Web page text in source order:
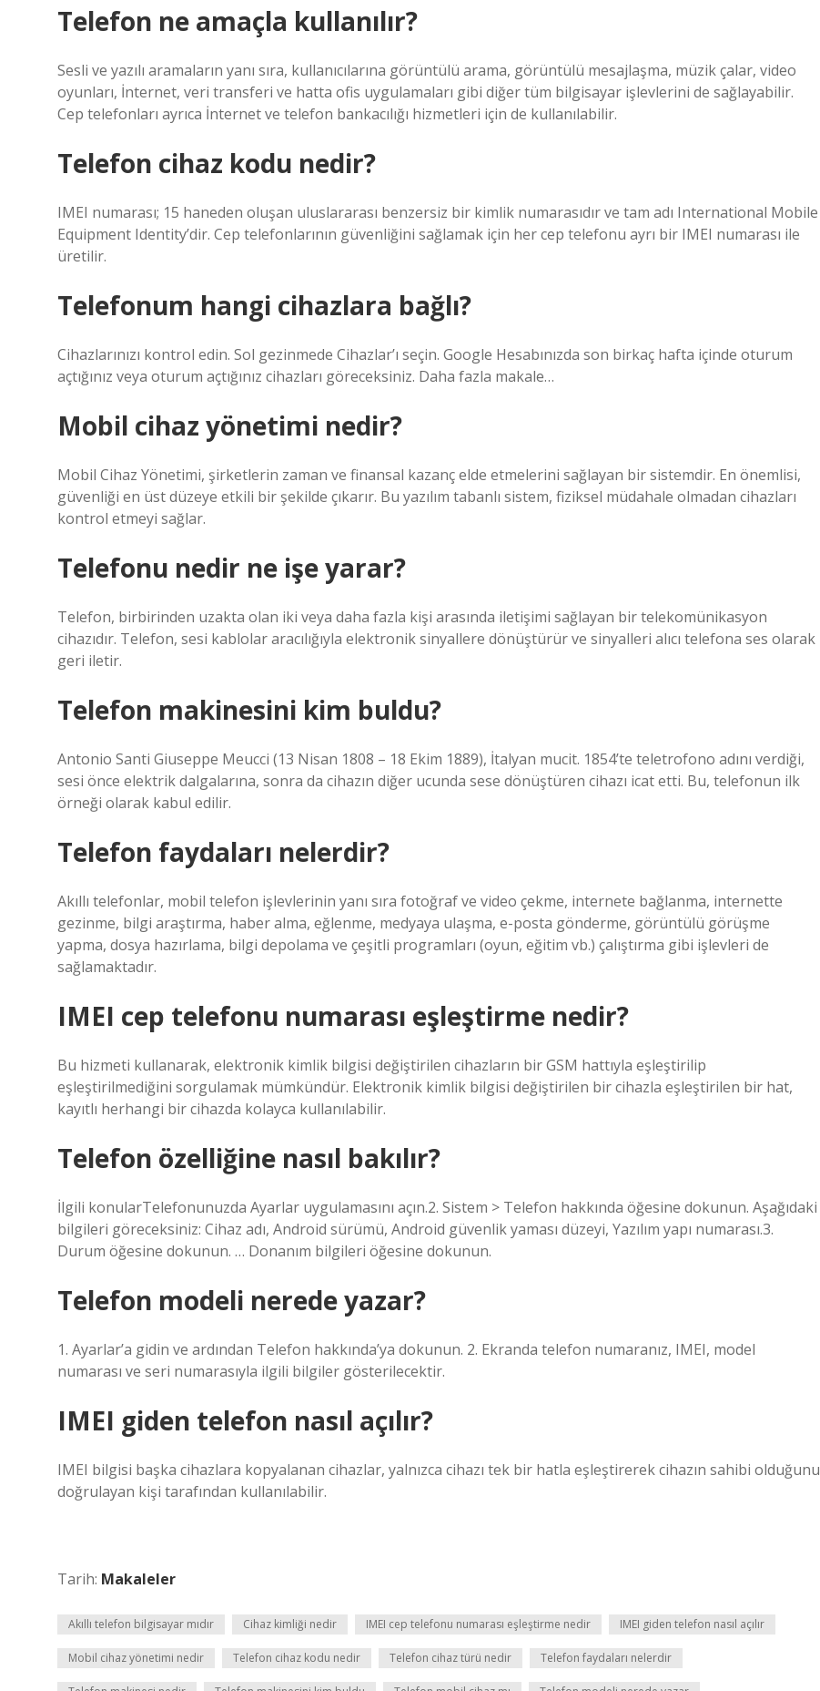
Telefon ne amaçla kullanılır?
Sesli ve yazılı aramaların yanı sıra, kullanıcılarına görüntülü arama, görüntülü mesajlaşma, müzik çalar, video
oyunları, İnternet, veri transferi ve hatta ofis uygulamaları gibi diğer tüm bilgisayar işlevlerini de sağlayabilir.
Cep telefonları ayrıca İnternet ve telefon bankacılığı hizmetleri için de kullanılabilir.
Telefon cihaz kodu nedir?
IMEI numarası; 15 haneden oluşan uluslararası benzersiz bir kimlik numarasıdır ve tam adı International Mobile
Equipment Identity’dir. Cep telefonlarının güvenliğini sağlamak için her cep telefonu ayrı bir IMEI numarası ile
üretilir.
Telefonum hangi cihazlara bağlı?
Cihazlarınızı kontrol edin. Sol gezinmede Cihazlar’ı seçin. Google Hesabınızda son birkaç hafta içinde oturum
açtığınız veya oturum açtığınız cihazları göreceksiniz. Daha fazla makale…
Mobil cihaz yönetimi nedir?
Mobil Cihaz Yönetimi, şirketlerin zaman ve finansal kazanç elde etmelerini sağlayan bir sistemdir. En önemlisi,
güvenliği en üst düzeye etkili bir şekilde çıkarır. Bu yazılım tabanlı sistem, fiziksel müdahale olmadan cihazları
kontrol etmeyi sağlar.
Telefonu nedir ne işe yarar?
Telefon, birbirinden uzakta olan iki veya daha fazla kişi arasında iletişimi sağlayan bir telekomünikasyon
cihazıdır. Telefon, sesi kablolar aracılığıyla elektronik sinyallere dönüştürür ve sinyalleri alıcı telefona ses olarak
geri iletir.
Telefon makinesini kim buldu?
Antonio Santi Giuseppe Meucci (13 Nisan 1808 – 18 Ekim 1889), İtalyan mucit. 1854’te teletrofono adını verdiği,
sesi önce elektrik dalgalarına, sonra da cihazın diğer ucunda sese dönüştüren cihazı icat etti. Bu, telefonun ilk
örneği olarak kabul edilir.
Telefon faydaları nelerdir?
Akıllı telefonlar, mobil telefon işlevlerinin yanı sıra fotoğraf ve video çekme, internete bağlanma, internette
gezinme, bilgi araştırma, haber alma, eğlenme, medyaya ulaşma, e-posta gönderme, görüntülü görüşme
yapma, dosya hazırlama, bilgi depolama ve çeşitli programları (oyun, eğitim vb.) çalıştırma gibi işlevleri de
sağlamaktadır.
IMEI cep telefonu numarası eşleştirme nedir?
Bu hizmeti kullanarak, elektronik kimlik bilgisi değiştirilen cihazların bir GSM hattıyla eşleştirilip
eşleştirilmediğini sorgulamak mümkündür. Elektronik kimlik bilgisi değiştirilen bir cihazla eşleştirilen bir hat,
kayıtlı herhangi bir cihazda kolayca kullanılabilir.
Telefon özelliğine nasıl bakılır?
İlgili konularTelefonunuzda Ayarlar uygulamasını açın.2. Sistem > Telefon hakkında öğesine dokunun. Aşağıdaki
bilgileri göreceksiniz: Cihaz adı, Android sürümü, Android güvenlik yaması düzeyi, Yazılım yapı numarası.3.
Durum öğesine dokunun. … Donanım bilgileri öğesine dokunun.
Telefon modeli nerede yazar?
1. Ayarlar’a gidin ve ardından Telefon hakkında’ya dokunun. 2. Ekranda telefon numaranız, IMEI, model
numarası ve seri numarasıyla ilgili bilgiler gösterilecektir.
IMEI giden telefon nasıl açılır?
IMEI bilgisi başka cihazlara kopyalanan cihazlar, yalnızca cihazı tek bir hatla eşleştirerek cihazın sahibi olduğunu
doğrulayan kişi tarafından kullanılabilir.
Tarih: Makaleler
Akıllı telefon bilgisayar mıdır Cihaz kimliği nedir IMEI cep telefonu numarası eşleştirme nedir IMEI giden telefon nasıl açılır
Mobil cihaz yönetimi nedir Telefon cihaz kodu nedir Telefon cihaz türü nedir Telefon faydaları nelerdir